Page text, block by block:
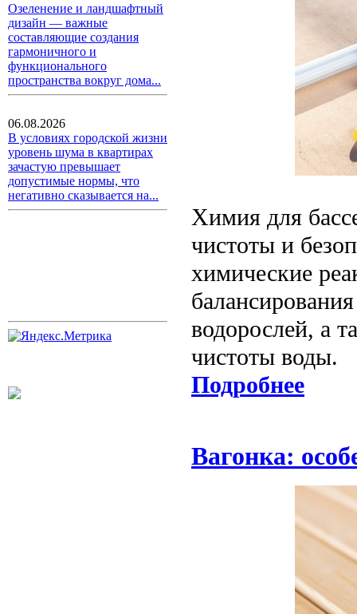
Озеленение и ландшафтный
дизайн — важные
составляющие создания
гармоничного и
функционального
пространства вокруг дома...
06.08.2026
В условиях городской жизни
уровень шума в квартирах
зачастую превышает
допустимые нормы, что
негативно сказывается на...
Химия для
чистоты и
химические
водорослей, а
чистоты воды.
Подробнее
Вагонка: